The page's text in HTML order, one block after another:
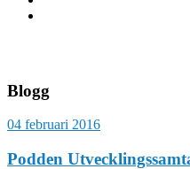
Blogg
04 februari 2016
Podden